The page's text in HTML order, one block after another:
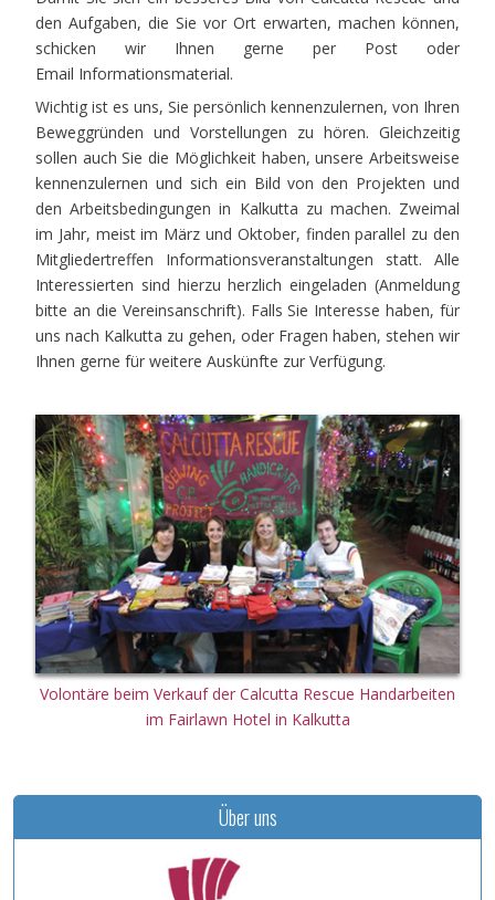
den Aufgaben, die Sie vor Ort erwarten, machen können,
schicken wir Ihnen gerne per Post oder
Email Informationsmaterial.
Wichtig ist es uns, Sie persönlich kennenzulernen, von Ihren
Beweggründen und Vorstellungen zu hören. Gleichzeitig
sollen auch Sie die Möglichkeit haben, unsere Arbeitsweise
kennenzulernen und sich ein Bild von den Projekten und
den Arbeitsbedingungen in Kalkutta zu machen. Zweimal
im Jahr, meist im März und Oktober, finden parallel zu den
Mitgliedertreffen Informationsveranstaltungen statt. Alle
Interessierten sind hierzu herzlich eingeladen (Anmeldung
bitte an die Vereinsanschrift). Falls Sie Interesse haben, für
uns nach Kalkutta zu gehen, oder Fragen haben, stehen wir
Ihnen gerne für weitere Auskünfte zur Verfügung.
Volontäre beim Verkauf der Calcutta Rescue Handarbeiten
im Fairlawn Hotel in Kalkutta
Über uns